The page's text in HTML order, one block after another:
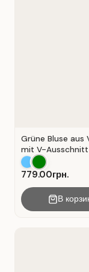
Grüne Bluse aus
mit V-
Wickeloptik. Grün.
779.00грн.
В